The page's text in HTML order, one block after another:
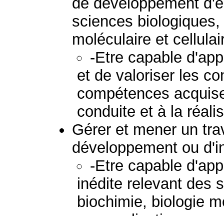
sciences
moléculaire et
-Etre capable
et de valoriser les
compétences
conduite et à la
Gérer et mener un
développement ou
-Etre capable
inédite relevant des
biochimie, biologie